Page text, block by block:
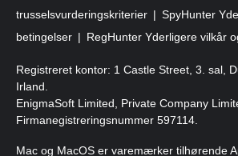
trusselsvurderingskriterier
SpyHunter
betingelser
RegHunter Yderligere vilkår
Registreret kontor: 1 Castle Street, 3. sal,
Irland.
EnigmaSoft Limited, Private Company
Firmanegistreringsnummer 597114.
Mac og MacOS er varemærker tilhørende